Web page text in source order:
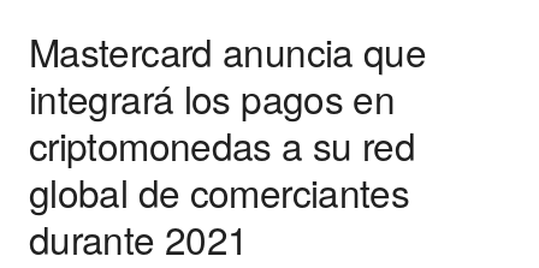
Mastercard anuncia que
integrará los pagos en
criptomonedas a su red
global de comerciantes
durante 2021